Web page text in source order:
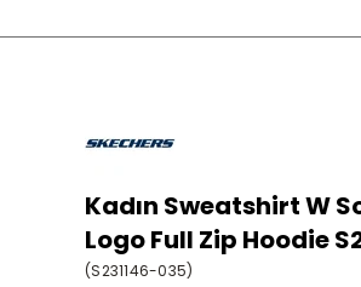
Kadın Sweatshirt W
Logo Full Zip Hoodie
(S231146-035)